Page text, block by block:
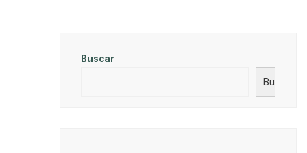
Buscar
Buscar